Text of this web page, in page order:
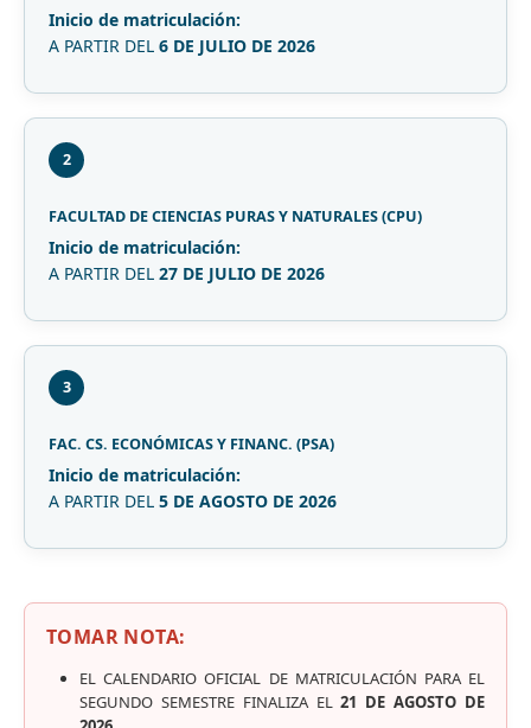
Inicio de matriculación:
A PARTIR DEL 6 DE JULIO DE 2026
2
FACULTAD DE CIENCIAS PURAS Y NATURALES (CPU)
Inicio de matriculación:
A PARTIR DEL 27 DE JULIO DE 2026
3
FAC. CS. ECONÓMICAS Y FINANC. (PSA)
Inicio de matriculación:
A PARTIR DEL 5 DE AGOSTO DE 2026
TOMAR NOTA:
EL CALENDARIO OFICIAL DE MATRICULACIÓN PARA EL
SEGUNDO SEMESTRE FINALIZA EL21 DE AGOSTO DE